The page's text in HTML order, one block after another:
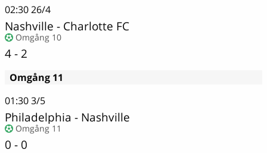
02:3026/4
Nashville - Charlotte FC
Omgång 10
4 - 2
Omgång 11
01:303/5
Philadelphia - Nashville
Omgång 11
0 - 0